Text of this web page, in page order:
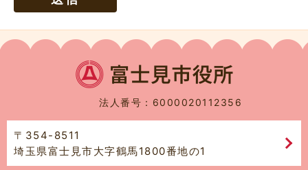
法人番号：6000020112356
〒354-8511
埼玉県富士見市大字鶴馬1800番地の1